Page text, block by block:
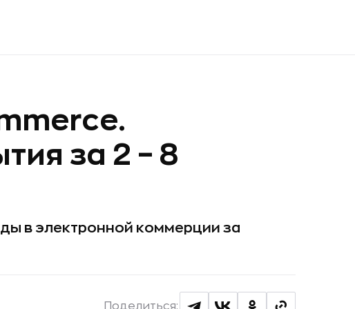
за 2 – 8
в электронной коммерции за
Поделиться: